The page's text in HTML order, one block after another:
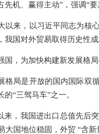
先机、赢得主动”，强调“
以来，以习近平同志为核
我国对外贸易取得历史性
国，为加快构建新发展格局
格局是开放的国内国际双
的“三驾马车”之一。
来，我国进出口总值先后
大国地位稳固，外贸 “含新